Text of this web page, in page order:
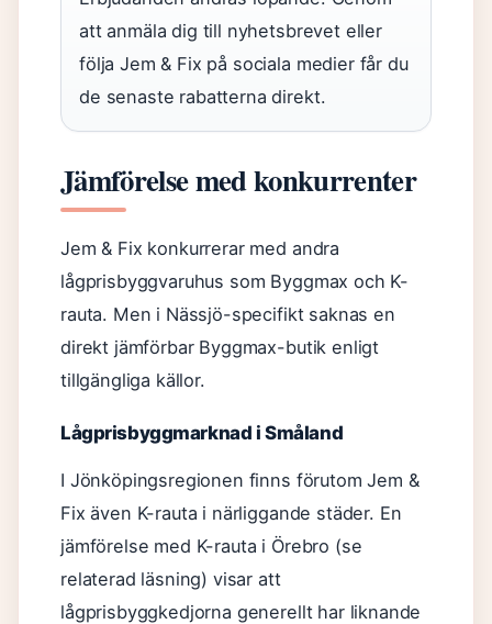
att anmäla dig till nyhetsbrevet eller
följa Jem & Fix på sociala medier får du
de senaste rabatterna direkt.
Jämförelse med konkurrenter
Jem & Fix konkurrerar med andra
lågprisbyggvaruhus som Byggmax och K-
rauta. Men i Nässjö-specifikt saknas en
direkt jämförbar Byggmax-butik enligt
tillgängliga källor.
Lågprisbyggmarknad i Småland
I Jönköpingsregionen finns förutom Jem &
Fix även K-rauta i närliggande städer. En
jämförelse med K-rauta i Örebro (se
relaterad läsning) visar att
lågprisbyggkedjorna generellt har liknande